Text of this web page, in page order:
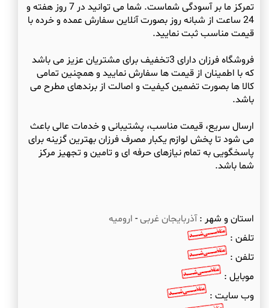
تمرکز ما بر آسودگی شماست. شما می توانید در 7 روز هفته و
24 ساعت از شبانه روز بصورت آنلاین سفارش عمده و خرده با
فروشگاه فرزان دارای 3تخفیف برای مشتریان عزیز می باشد
که با اطمینان از قیمت ها سفارش نمایید و همچنین تمامی
کالا ها بصورت تضمین کیفیت و اصالت از برندهای مطرح می
ارسال سریع، قیمت مناسب، پشتیبانی و خدمات عالی باعث
می شود تا پخش لوازم یکبار مصرف فرزان بهترین گزینه برای
پاسخگویی به تمام نیازهای حرفه ای و تامین و تجهیز مرکز
استان و شهر :آذربایجان غربی- ارومیه
تلفن :
تلفن :
موبایل :
وب سایت :